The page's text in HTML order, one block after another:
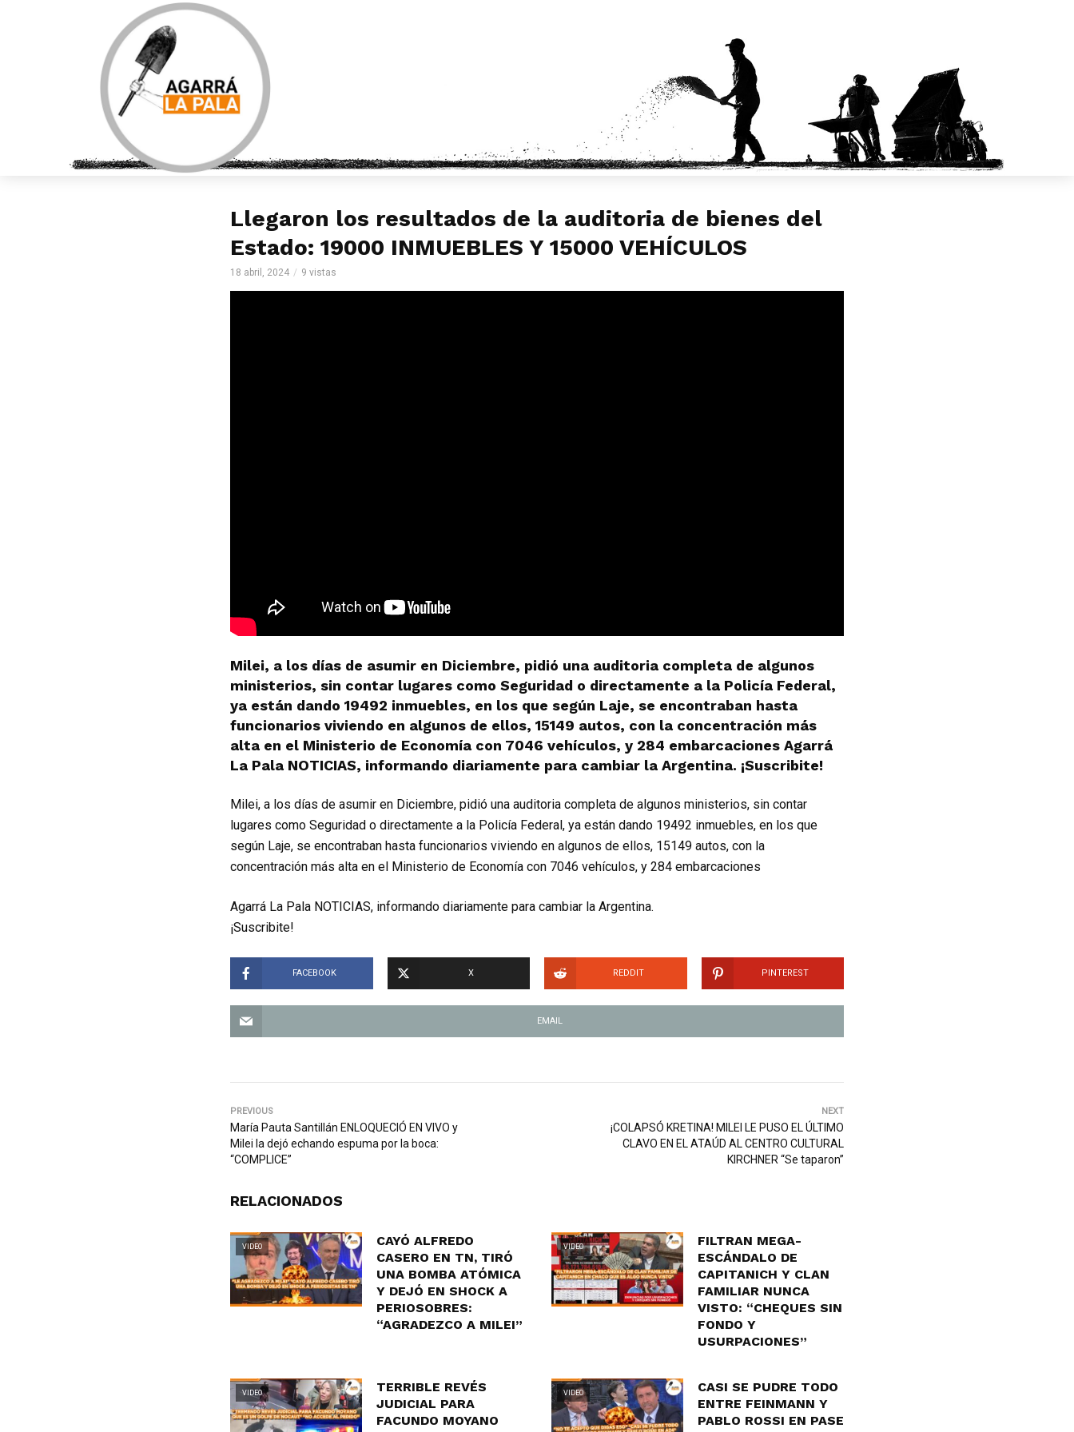
Llegaron los resultados de la auditoria de bienes del
Estado: 19000 INMUEBLES Y 15000 VEHÍCULOS
18 abril, 2024 9 vistas
Milei, a los días de asumir en Diciembre, pidió una auditoria completa de algunos
ministerios, sin contar lugares como Seguridad o directamente a la Policía Federal,
ya están dando 19492 inmuebles, en los que según Laje, se encontraban hasta
funcionarios viviendo en algunos de ellos, 15149 autos, con la concentración más
alta en el Ministerio de Economía con 7046 vehículos, y 284 embarcaciones Agarrá
La Pala NOTICIAS, informando diariamente para cambiar la Argentina. ¡Suscribite!
Milei, a los días de asumir en Diciembre, pidió una auditoria completa de algunos ministerios, sin contar
lugares como Seguridad o directamente a la Policía Federal, ya están dando 19492 inmuebles, en los que
según Laje, se encontraban hasta funcionarios viviendo en algunos de ellos, 15149 autos, con la
concentración más alta en el Ministerio de Economía con 7046 vehículos, y 284 embarcaciones
Agarrá La Pala NOTICIAS, informando diariamente para cambiar la Argentina.
¡Suscribite!
FACEBOOK X REDDIT PINTEREST
EMAIL
PREVIOUS
María Pauta Santillán ENLOQUECIÓ EN VIVO y
Milei la dejó echando espuma por la boca:
“COMPLICE”
NEXT
¡COLAPSÓ KRETINA! MILEI LE PUSO EL ÚLTIMO
CLAVO EN EL ATAÚD AL CENTRO CULTURAL
KIRCHNER “Se taparon”
RELACIONADOS
VIDEO
CAYÓ ALFREDO
CASERO EN TN, TIRÓ
UNA BOMBA ATÓMICA
Y DEJÓ EN SHOCK A
PERIOSOBRES:
“AGRADEZCO A MILEI”
VIDEO
FILTRAN MEGA-
ESCÁNDALO DE
CAPITANICH Y CLAN
FAMILIAR NUNCA
VISTO: “CHEQUES SIN
FONDO Y
USURPACIONES”
VIDEO
TERRIBLE REVÉS
JUDICIAL PARA
FACUNDO MOYANO
VIDEO
CASI SE PUDRE TODO
ENTRE FEINMANN Y
PABLO ROSSI EN PASE